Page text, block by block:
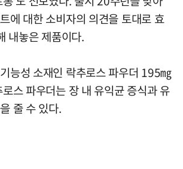
에 대한 소비자의 의견을 토대로 효
내놓은 제품이다.
능성 소재인 락추로스 파우더 195㎎
스 파우더는 장 내 유익균 증식과 유
줄 수 있다.